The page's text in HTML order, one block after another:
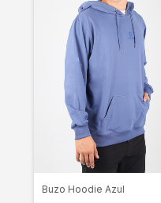
Buzo Hoodie Azul